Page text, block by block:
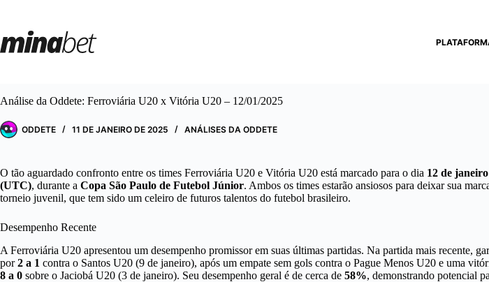
conteúdo
Análise da Oddete: Ferroviária U20 x Vitória U20 – 12/01/2025
ODDETE 11 DE JANEIRO DE 2025 ANÁLISES DA ODDETE
O tão aguardado confronto entre os times Ferroviária U20 e Vitória U20 está marcado para o dia 12 de
(UTC), durante a Copa São Paulo de Futebol Júnior. Ambos os times estarão ansiosos para deixar sua
torneio juvenil, que tem sido um celeiro de futuros talentos do futebol brasileiro.
Desempenho Recente
A Ferroviária U20 apresentou um desempenho promissor em suas últimas partidas. Na partida mais recente,
por2 a 1 contra o Santos U20 (9 de janeiro), após um empate sem gols contra o Pague Menos U20 e uma
8 a 0 sobre o Jaciobá U20 (3 de janeiro). Seu desempenho geral é de cerca de 58%, demonstrando potencial